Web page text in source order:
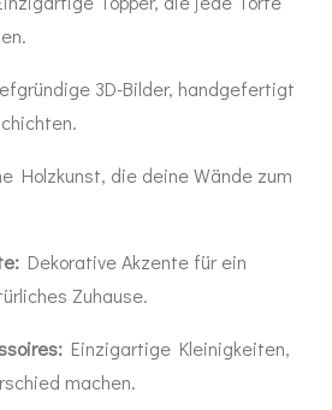
3D-Bilder, handgefertigt
Holzkunst, die deine Wände zum
Dekorative Akzente für ein
Zuhause.
Einzigartige Kleinigkeiten,
machen.